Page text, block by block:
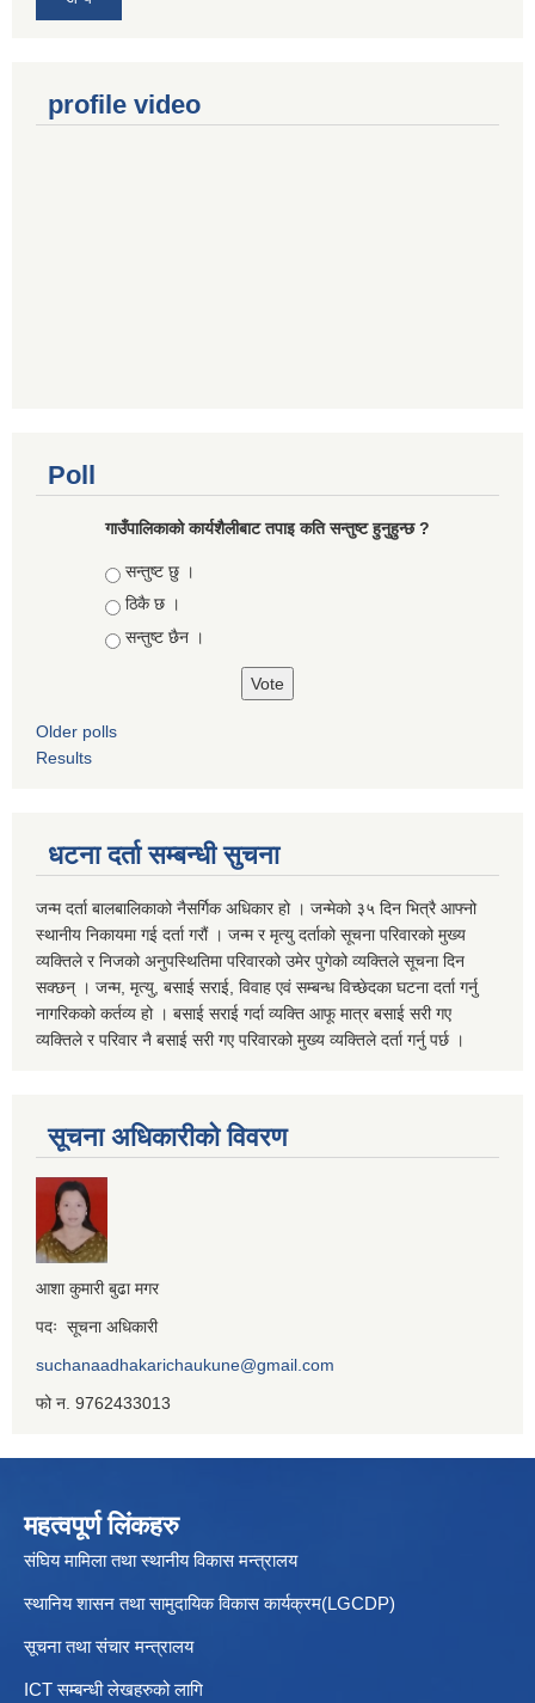
profile video
Poll
गाउँपालिकाको कार्यशैलीबाट तपाइ कति सन्तुष्ट हुनुहुन्छ ?
Choices
सन्तुष्ट छु ।
ठिकै छ ।
सन्तुष्ट छैन ।
Older polls
Results
धटना दर्ता सम्बन्धी सुचना
जन्म दर्ता बालबालिकाको नैसर्गिक अधिकार हो । जन्मेको ३५ दिन भित्रै आफ्नो
स्थानीय निकायमा गई दर्ता गरौं । जन्म र मृत्यु दर्ताको सूचना परिवारको मुख्य
व्यक्तिले र निजको अनुपस्थितिमा परिवारको उमेर पुगेको व्यक्तिले सूचना दिन
सक्छन् । जन्म, मृत्यु, बसाई सराई, विवाह एवं सम्बन्ध विच्छेदका घटना दर्ता गर्नु
नागरिकको कर्तव्य हो । बसाई सराई गर्दा व्यक्ति आफू मात्र बसाई सरी गए
व्यक्तिले र परिवार नै बसाई सरी गए परिवारको मुख्य व्यक्तिले दर्ता गर्नु पर्छ ।
सूचना अधिकारीको विवरण
आशा कुमारी बुढा मगर
पदः सूचना अधिकारी
suchanaadhakarichaukune@gmail.com
फो न. 9762433013
महत्वपूर्ण लिंकहरु
संघिय मामिला तथा स्थानीय विकास मन्त्रालय
स्थानिय शासन तथा सामुदायिक विकास कार्यक्रम(LGCDP)
सूचना तथा संचार मन्त्रालय
ICT सम्बन्धी लेखहरुको लागि